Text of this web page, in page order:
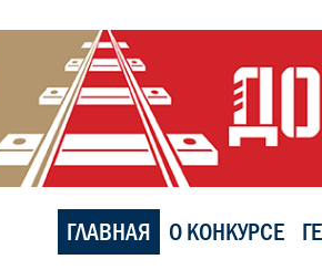
ГЛАВНАЯ О КОНКУРСЕ